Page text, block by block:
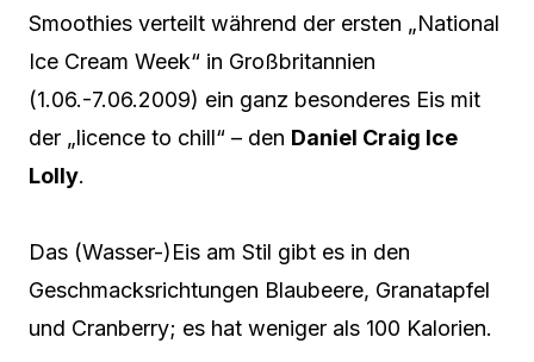
Smoothies verteilt während der ersten „National
Ice Cream Week“ in Großbritannien
(1.06.-7.06.2009) ein ganz besonderes Eis mit
der „licence to chill“ – den Daniel Craig Ice
Lolly.
Das (Wasser-)Eis am Stil gibt es in den
Geschmacksrichtungen Blaubeere, Granatapfel
und Cranberry; es hat weniger als 100 Kalorien.